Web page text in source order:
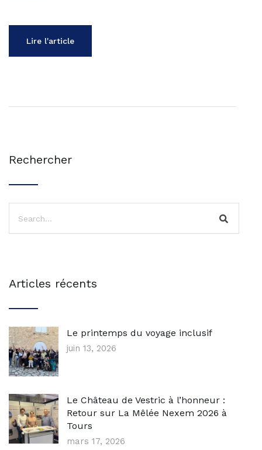
Lire l'article
Rechercher
Articles récents
Le printemps du voyage inclusif
juin 13, 2026
Le Château de Vestric à l’honneur :
Retour sur La Mêlée Nexem 2026 à
Tours
mars 17, 2026